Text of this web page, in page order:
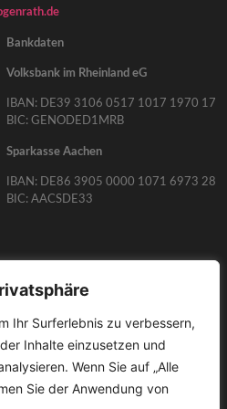
Ihr Surferlebnis zu verbessern,
Inhalte einzusetzen und
Wenn Sie auf „Alle
Sie der Anwendung von
Bankdaten
Volksbank im Rheinland eG
IBAN: DE39 3106 0517 1017 1970 17
BIC: GENODED1MRB
Sparkasse Aachen
IBAN: DE86 3905 0000 1071 6973 28
BIC: AACSDE33